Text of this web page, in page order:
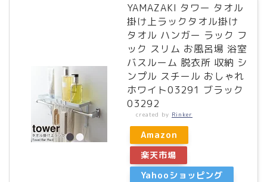
YAMAZAKI タワー タオル
掛け上ラックタオル掛け
タオル ハンガー ラック フ
ック スリム お風呂場 浴室
バスルーム 脱衣所 収納 シ
ンプル スチール おしゃれ
ホワイト03291 ブラック
03292
created by Rinker
Amazon
楽天市場
Yahooショッピング